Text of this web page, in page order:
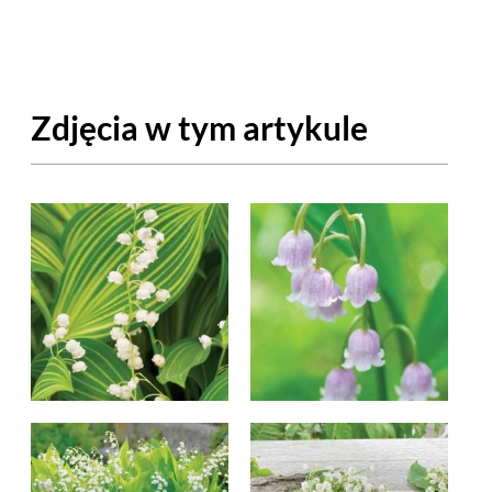
Zdjęcia w tym artykule
APTECZKA
DOMOWE
RZEMIOSŁO
ZUPY
INNE